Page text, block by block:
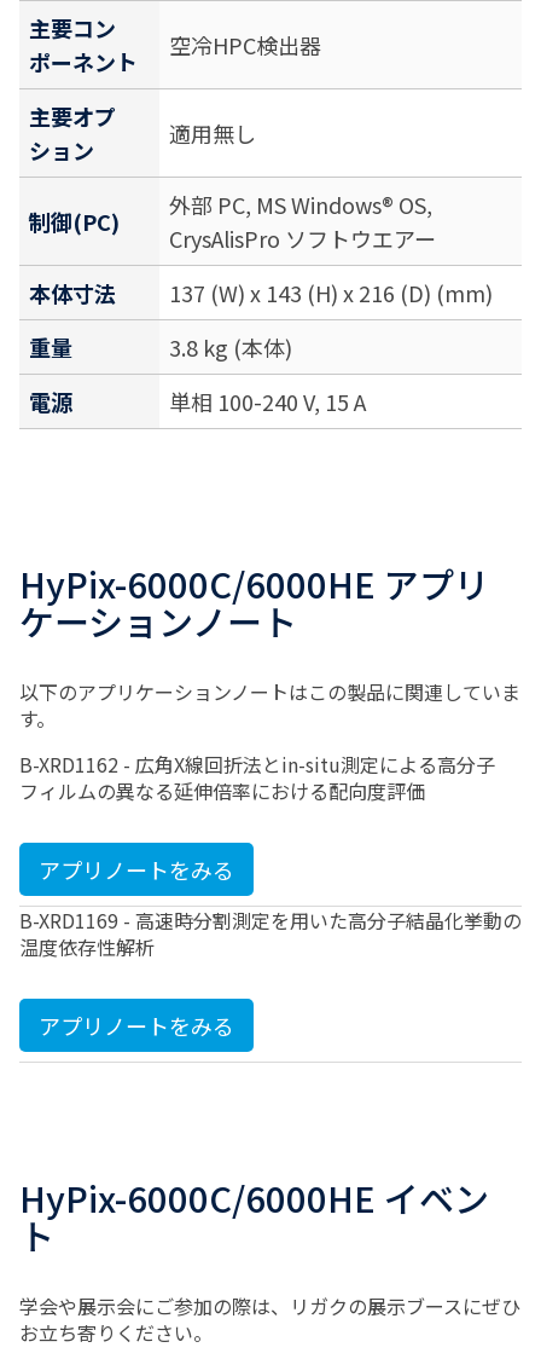
主要コン
ポーネント
空冷HPC検出器
主要オプ
ション
適用無し
制御(PC)
外部 PC, MS Windows® OS,
CrysAlisPro ソフトウエアー
本体寸法
137 (W) x 143 (H) x 216 (D) (mm)
重量
3.8 kg (本体)
電源
単相 100-240 V, 15 A
HyPix-6000C/6000HE アプリ
ケーションノート
以下のアプリケーションノートはこの製品に関連していま
す。
B-XRD1162 - 広角X線回折法とin-situ測定による高分子
フィルムの異なる延伸倍率における配向度評価
アプリノートをみる
B-XRD1169 - 高速時分割測定を用いた高分子結晶化挙動の
温度依存性解析
アプリノートをみる
HyPix-6000C/6000HE イベン
ト
学会や展示会にご参加の際は、リガクの展示ブースにぜひ
お立ち寄りください。